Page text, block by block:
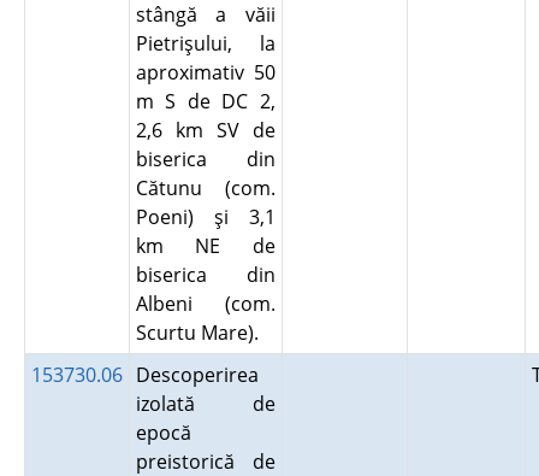
stângă a văii
Pietrişului, la
aproximativ 50
m S de DC 2,
2,6 km SV de
biserica din
Cătunu (com.
Poeni) şi 3,1
km NE de
biserica din
Albeni (com.
Scurtu Mare).
153730.06 Descoperirea
izolată de
epocă
preistorică de